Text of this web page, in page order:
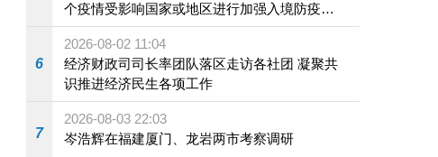
个疫情受影响国家或地区进行加强入境防疫措
施
6
2026-08-02 11:04
经济财政司司长率团队落区走访各社团 凝聚共
识推进经济民生各项工作
7
2026-08-03 22:03
岑浩辉在福建厦门、龙岩两市考察调研